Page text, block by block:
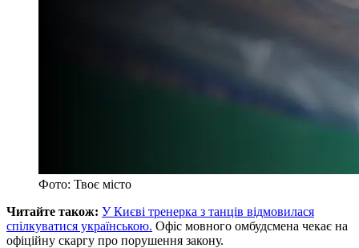
Фото: Твоє місто
Читайте також: У Києві тренерка з танців відмовилася
спілкуватися українською. Офіс мовного омбудсмена чекає на
офіційну скаргу про порушення закону.